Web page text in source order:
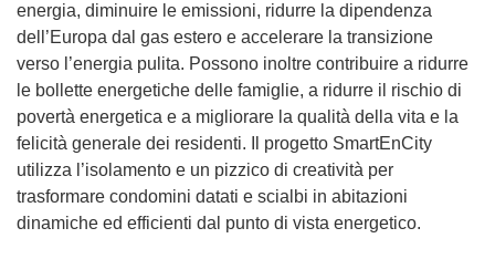
energia, diminuire le emissioni, ridurre la dipendenza
dell’Europa dal gas estero e accelerare la transizione
verso l’energia pulita. Possono inoltre contribuire a ridurre
le bollette energetiche delle famiglie, a ridurre il rischio di
povertà energetica e a migliorare la qualità della vita e la
felicità generale dei residenti. Il progetto SmartEnCity
utilizza l’isolamento e un pizzico di creatività per
trasformare condomini datati e scialbi in abitazioni
dinamiche ed efficienti dal punto di vista energetico.